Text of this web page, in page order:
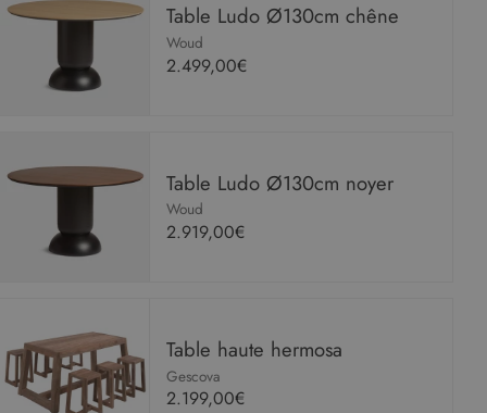
Table Ludo Ø130cm chêne
Woud
2.499,00€
Table Ludo Ø130cm noyer
Woud
2.919,00€
Table haute hermosa
Gescova
2.199,00€